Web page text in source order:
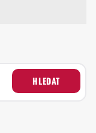
HLEDAT